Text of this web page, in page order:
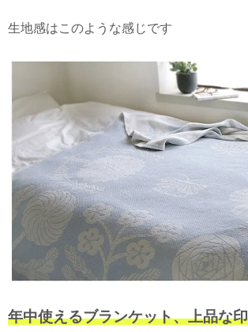
生地感はこのような感じです
年中使えるブランケット、上品な